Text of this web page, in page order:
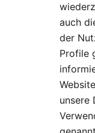
auch
der
Profile
unsere